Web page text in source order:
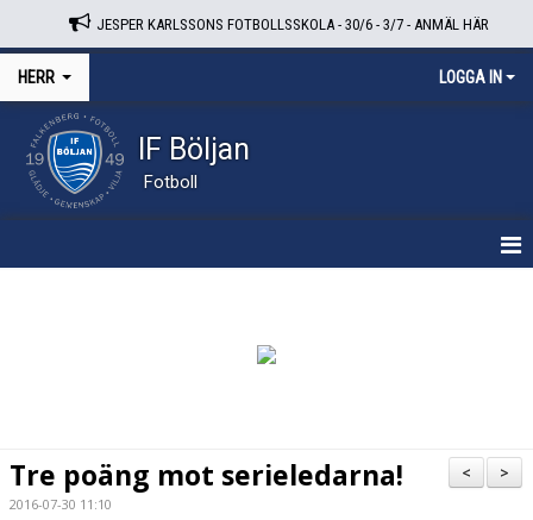
JESPER KARLSSONS FOTBOLLSSKOLA - 30/6 - 3/7 - ANMÄL HÄR
HERR LOGGA IN
IF Böljan
Fotboll
BILDGALLERI
>
<
Tre poäng mot serieledarna!
2016-07-30 11:10